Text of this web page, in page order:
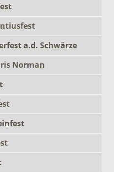
a.d. Schwärze
Norman